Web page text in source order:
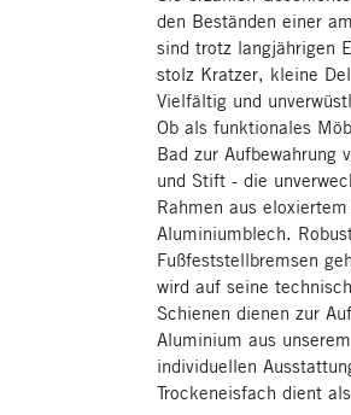
den Beständen einer
sind trotz langjährigen
stolz Kratzer, kleine
Vielfältig und
Ob als funktionales
Bad zur Aufbewahrung
und Stift - die
Rahmen aus
Aluminiumblech.
Fußfeststellbremsen
wird auf seine
Schienen dienen zur
Aluminium aus
individuellen
Trockeneisfach dient